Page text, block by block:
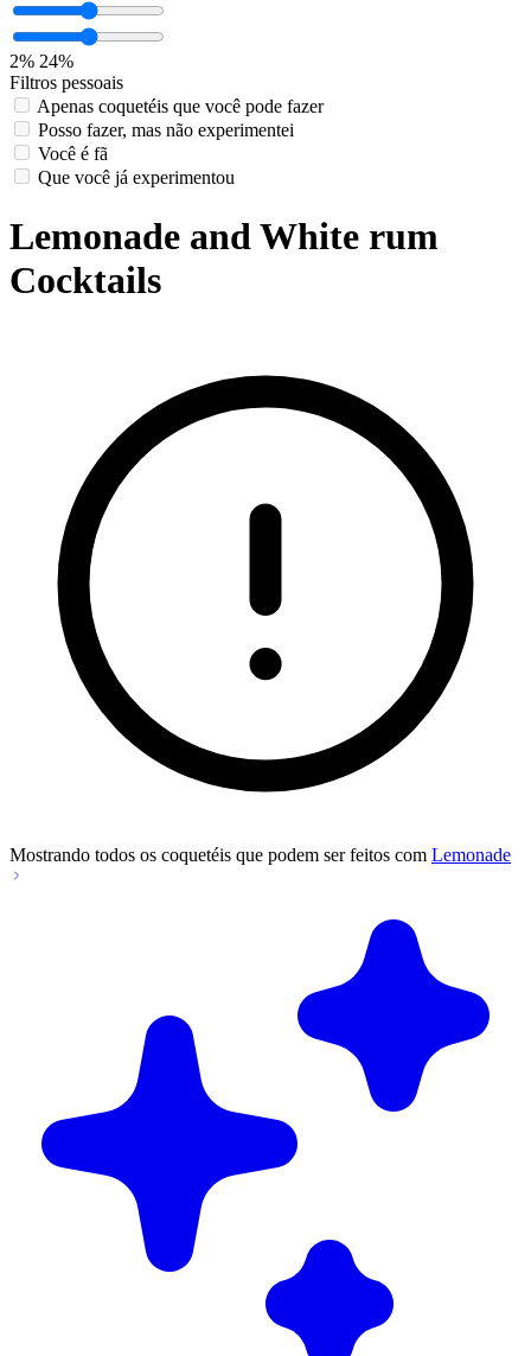
2% 24%
Filtros pessoais
Apenas coquetéis que você pode fazer
Posso fazer, mas não experimentei
Você é fã
Que você já experimentou
Lemonade and White rum
Cocktails
Mostrando todos os coquetéis que podem ser feitos com Lemonade